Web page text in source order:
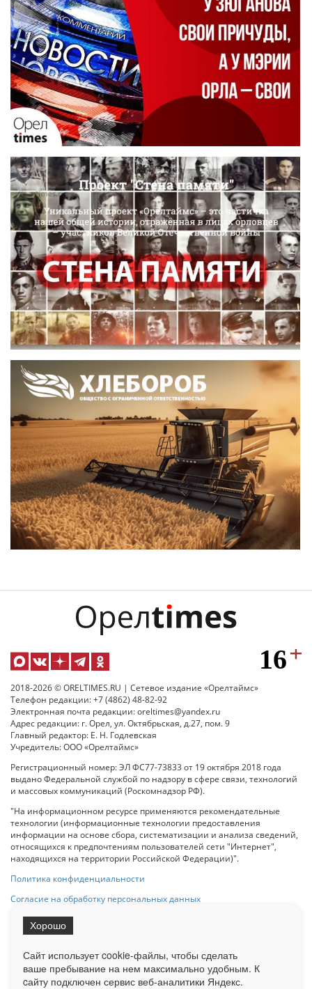
2018-2026 © ORELTIMES.RU | Сетевое издание «Орелтаймс»
Телефон редакции: +7 (4862) 48-82-92
Электронная почта редакции: oreltimes@yandex.ru
Адрес редакции: г. Орел, ул. Октябрьская, д.27, пом. 9
Главный редактор: Е. Н. Годлевская
Учредитель: ООО «Орелтаймс»
Регистрационный номер: ЭЛ ФС77-73833 от 19 октября 2018 года
выдано Федеральной службой по надзору в сфере связи, технологий
и массовых коммуникаций (Роскомнадзор РФ).
"На информационном ресурсе применяются рекомендательные
технологии (информационные технологии предоставления
информации на основе сбора, систематизации и анализа сведений,
относящихся к предпочтениям пользователей сети "Интернет",
находящихся на территории Российской Федерации)".
Политика конфиденциальности
Согласие на обработку персональных данных
на Сетевое издание «ОрелТаймс» обязательна.
Ограниченная статистика посещаемости доступна на сайте
Сайт использует cookie-файлы, чтобы сделать
ваше пребывание на нем максимально удобным. К
cайту подключен сервис веб-аналитики Яндекс.
Хорошо